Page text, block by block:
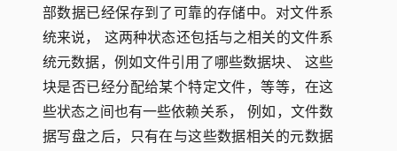
部数据已经保存到了可靠的存储中。对文件系
统来说， 这两种状态还包括与之相关的文件系
统元数据，例如文件引用了哪些数据块、 这些
块是否已经分配给某个特定文件，等等，在这
些状态之间也有一些依赖关系， 例如，文件数
据写盘之后，只有在与这些数据相关的元数据